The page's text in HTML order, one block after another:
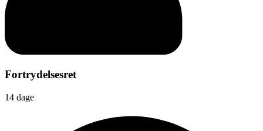
Fortrydelsesret
14 dage